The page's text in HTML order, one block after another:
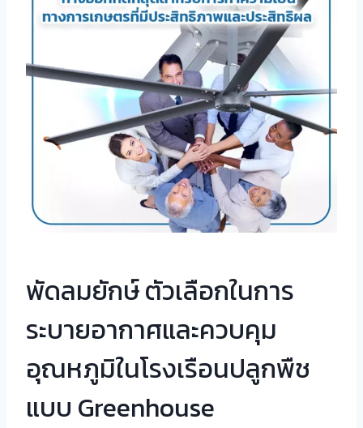
พัดลมยักษ์ ตัวเลือกในการ
ระบายอากาศและควบคุม
อุณหภูมิในโรงเรือนปลูกพืช
แบบ Greenhouse